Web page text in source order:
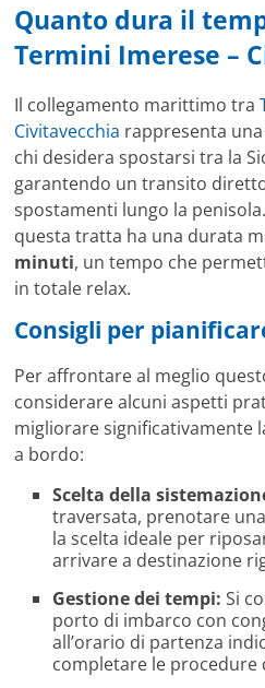
Quanto dura il
Termini Imerese –
Il collegamento marittimo tra
Civitavecchia rappresenta
chi desidera spostarsi tra la
garantendo un transito
spostamenti lungo la
questa tratta ha una durata
minuti, un tempo che
in totale relax.
Consigli per
Per affrontare al meglio
considerare alcuni aspetti
migliorare significativamente
a bordo:
Scelta della
traversata, prenotare
la scelta ideale per
arrivare a destinazione
Gestione dei tempi: Si
porto di imbarco con
all’orario di partenza
completare le procedure